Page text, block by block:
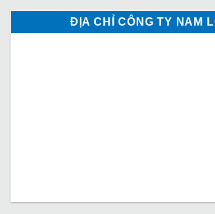
ĐỊA CHỈ CÔNG TY NAM